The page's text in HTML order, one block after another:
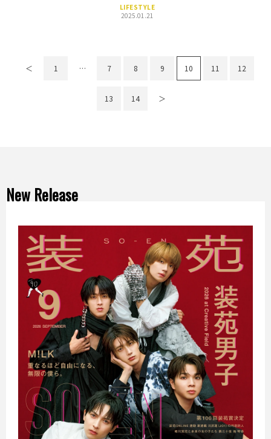
LIFESTYLE
2025.01.21
＜ 1 … 7 8 9 10 11 12
13 14 ＞
New Release